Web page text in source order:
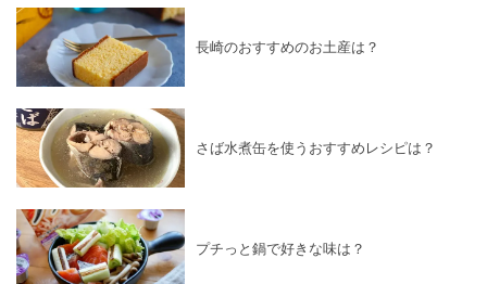
長崎のおすすめのお土産は？
さば水煮缶を使うおすすめレシピは？
プチっと鍋で好きな味は？